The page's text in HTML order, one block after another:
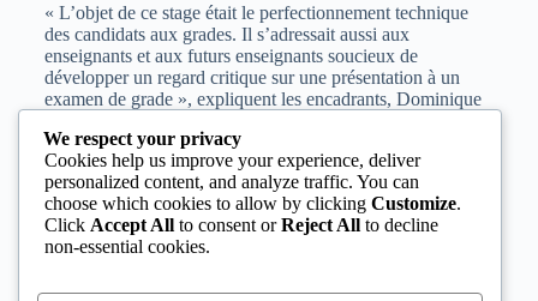
« L’objet de ce stage était le perfectionnement technique
des candidats aux grades. Il s’adressait aussi aux
enseignants et aux futurs enseignants soucieux de
développer un regard critique sur une présentation à un
examen de grade », expliquent les encadrants, Dominique
club.
Fanc’h Cabioc’h, président de la Ligue de Bretagne, et
Claude Jacob, animateur de la commission technique
régionale, étaient également présents pour échanger avec
les participants.
We respect your privacy
Cookies help us improve your experience, deliver
personalized content, and analyze traffic. You can
choose which cookies to allow by clicking Customize.
Click Accept All to consent orReject All to decline
non-essential cookies.